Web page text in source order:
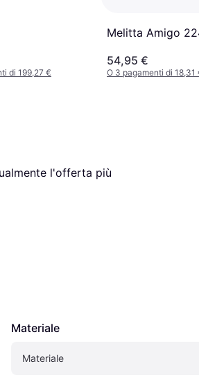
di 199,27 €
Melitta Amigo
54,95 €
O 3 pagamenti di 18,31
l'offerta più
Materiale
Materiale